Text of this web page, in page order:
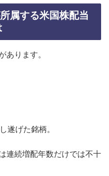
属する米国株配当
あります。
遂げた銘柄。
連続増配年数だけでは不十